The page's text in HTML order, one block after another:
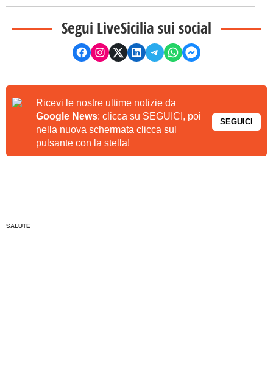
Segui LiveSicilia sui social
Ricevi le nostre ultime notizie da
Google News: clicca su SEGUICI, poi
nella nuova schermata clicca sul
pulsante con la stella!
SEGUICI
SALUTE